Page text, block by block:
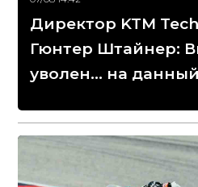
Директор KTM
Гюнтер Штайнер:
уволен... на